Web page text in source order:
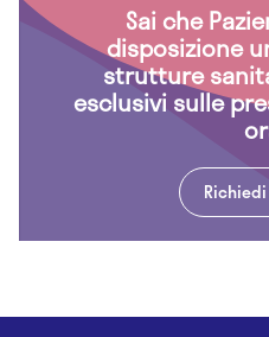
Sai che
disposizione
strutture
esclusivi sulle